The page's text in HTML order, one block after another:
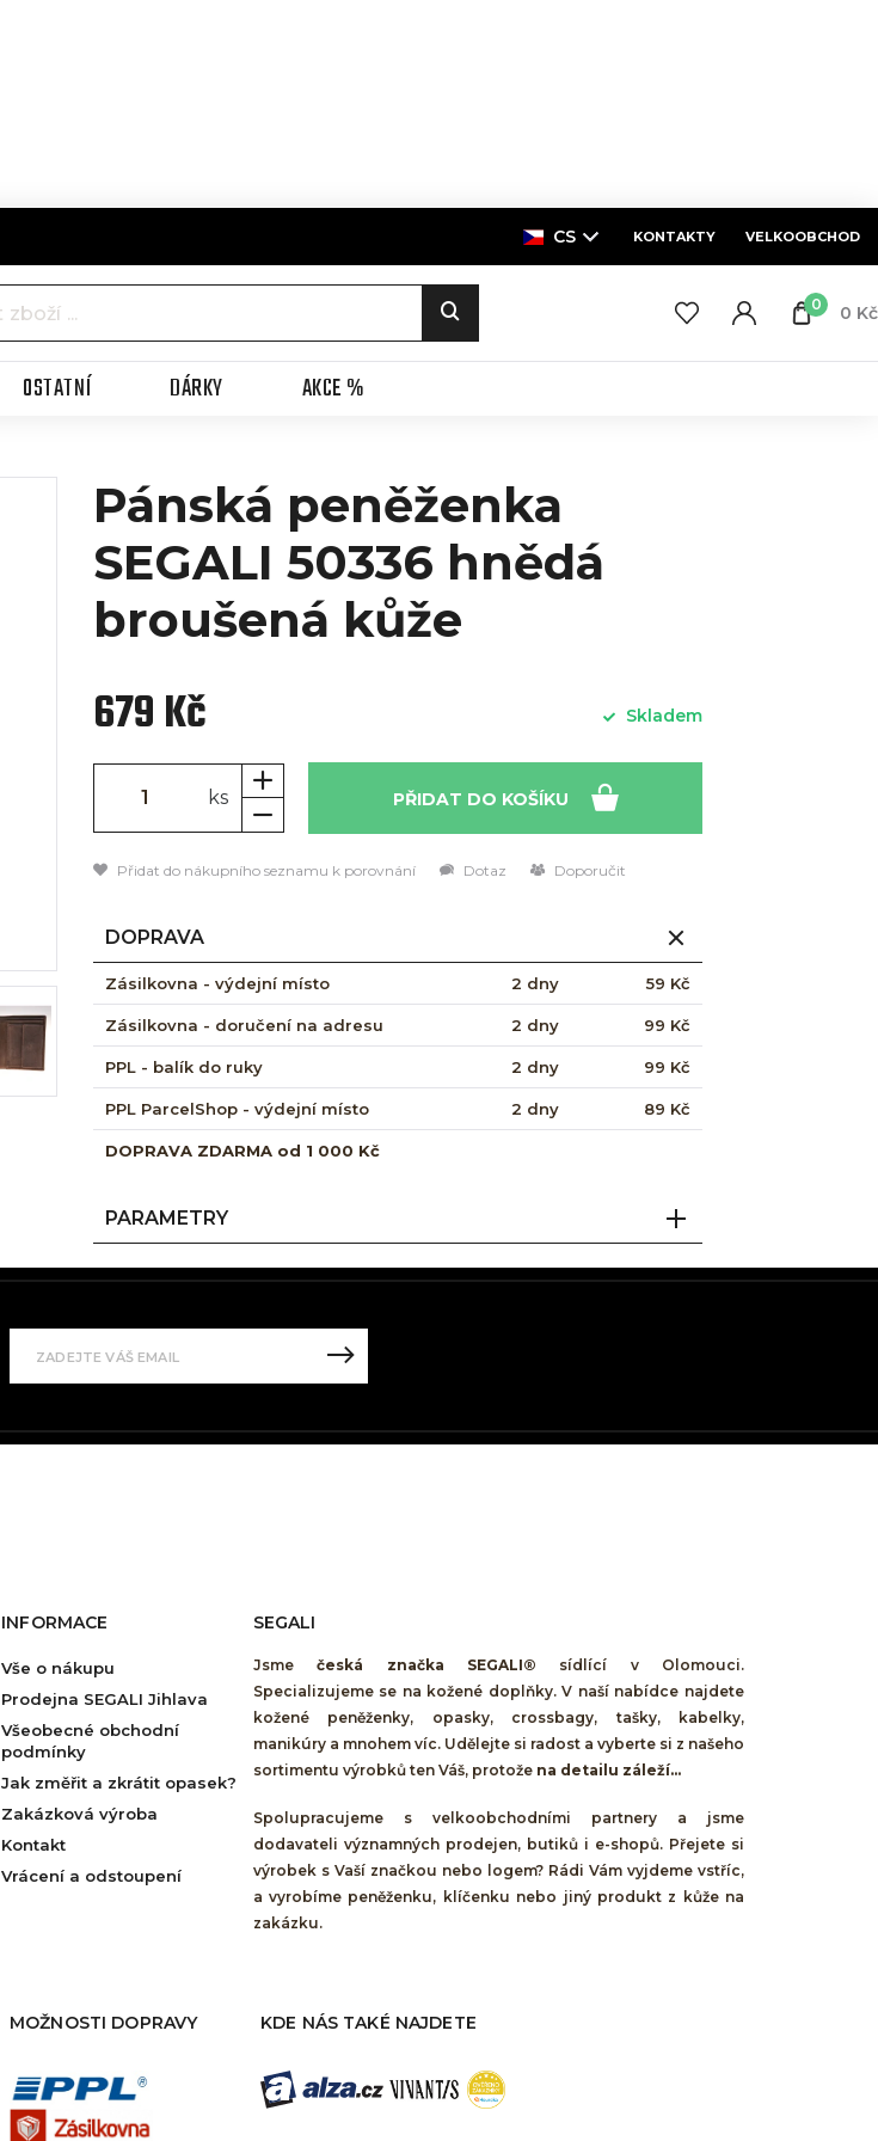
CS KONTAKTY VELKOOBCHOD
0 0 Kč
OSTATNÍ DÁRKY AKCE %
Pánská peněženka
SEGALI 50336 hnědá
broušená kůže
679 Kč Skladem
ks PŘIDAT DO KOŠÍKU
Přidat do nákupního seznamu k porovnání Dotaz Doporučit
DOPRAVA
Zásilkovna - výdejní místo 2 dny 59 Kč
Zásilkovna - doručení na adresu 2 dny 99 Kč
PPL - balík do ruky 2 dny 99 Kč
PPL ParcelShop - výdejní místo 2 dny 89 Kč
DOPRAVA ZDARMA od 1 000 Kč
PARAMETRY
INFORMACE
Vše o nákupu
Prodejna SEGALI Jihlava
Všeobecné obchodní
podmínky
Jak změřit a zkrátit opasek?
Zakázková výroba
Kontakt
Vrácení a odstoupení
SEGALI
Jsmečeská značka SEGALI® sídlící v Olomouci.
Specializujeme se na kožené doplňky. V naší nabídce najdete
kožené peněženky, opasky, crossbagy, tašky, kabelky,
manikúry a mnohem víc. Udělejte si radost a vyberte si z našeho
sortimentu výrobků ten Váš, protože na detailu záleží...
Spolupracujeme s velkoobchodními partnery a jsme
dodavateli významných prodejen, butiků i e-shopů. Přejete si
výrobek s Vaší značkou nebo logem? Rádi Vám vyjdeme vstříc,
a vyrobíme peněženku, klíčenku nebo jiný produkt z kůže na
zakázku.
MOŽNOSTI DOPRAVY KDE NÁS TAKÉ NAJDETE